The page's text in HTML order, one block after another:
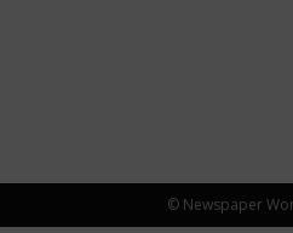
© Newspaper